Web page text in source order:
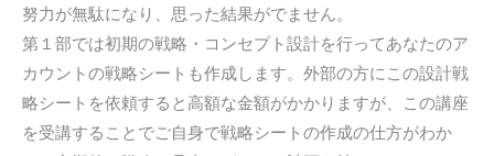
努力が無駄になり、思った結果がでません。
第１部では初期の戦略・コンセプト設計を行ってあなたのア
カウントの戦略シートも作成します。外部の方にこの設計戦
略シートを依頼すると高額な金額がかかりますが、この講座
を受講することでご自身で戦略シートの作成の仕方がわか